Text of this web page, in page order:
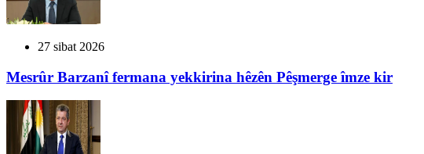
27 sibat 2026
Mesrûr Barzanî fermana yekkirina hêzên Pêşmerge îmze kir